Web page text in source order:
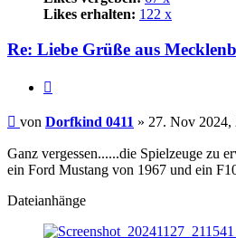
Likes erhalten: 122 x
Re: Liebe Grüße aus
Beitrag
von Dorfkind 0411 » 27. Nov 2024,
Ganz vergessen......die Spielzeuge zu
ein Ford Mustang von 1967 und ein
Dateianhänge